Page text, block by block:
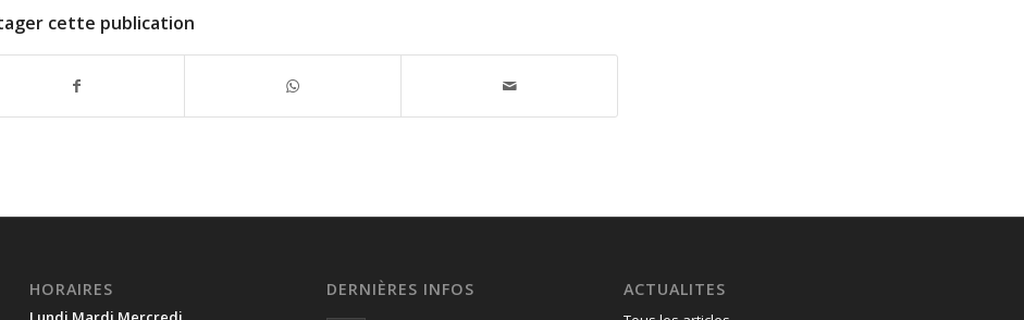
cette publication
HORAIRES DERNIÈRES INFOS ACTUALITES